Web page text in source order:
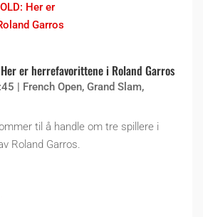
Her er herrefavorittene i Roland Garros
| French Open, Grand Slam,
til å handle om tre spillere i
Roland Garros.